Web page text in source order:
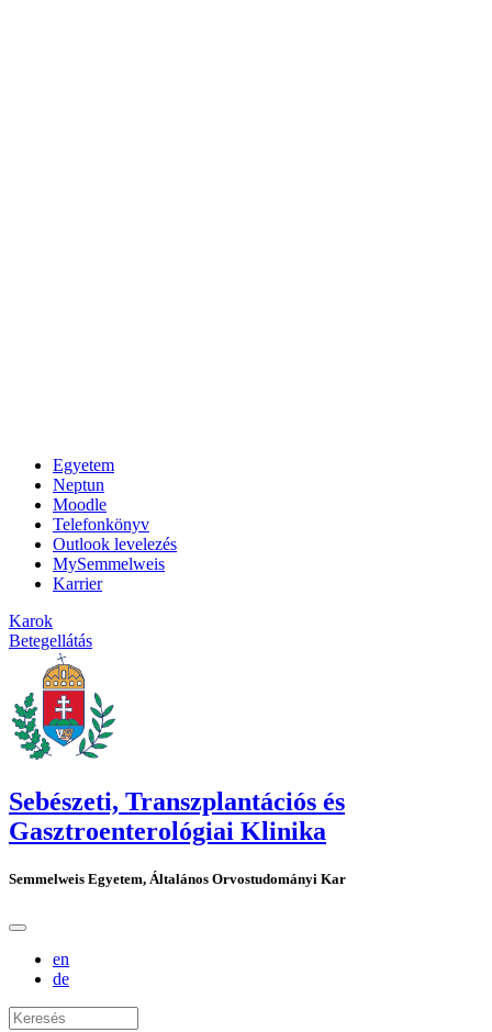
Egyetem
Neptun
Moodle
Telefonkönyv
Outlook levelezés
MySemmelweis
Karrier
Karok
Betegellátás
Sebészeti, Transzplantációs és
Gasztroenterológiai Klinika
Semmelweis Egyetem, Általános Orvostudományi Kar
en
de